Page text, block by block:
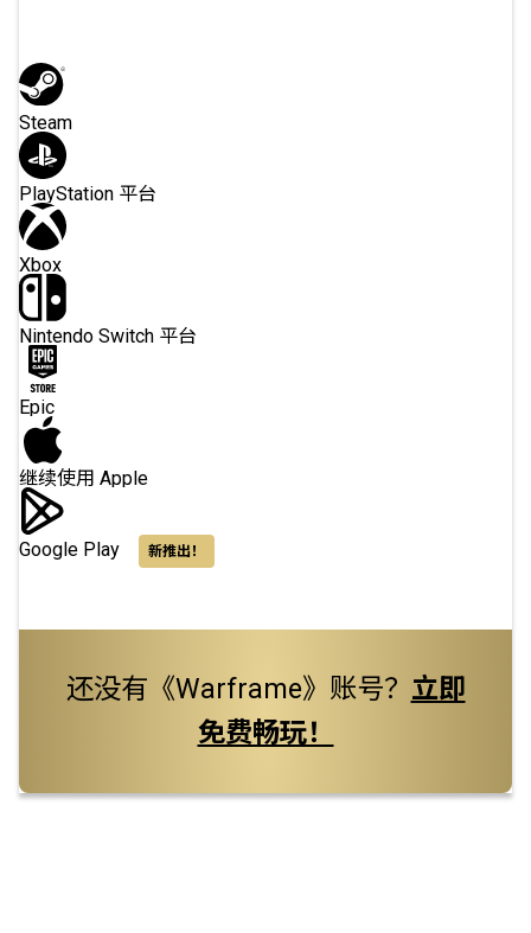
Steam
PlayStation 平台
Xbox
Nintendo Switch 平台
Epic
继续使用 Apple
Google Play 新推出！
还没有《Warframe》账号？ 立即
免费畅玩！